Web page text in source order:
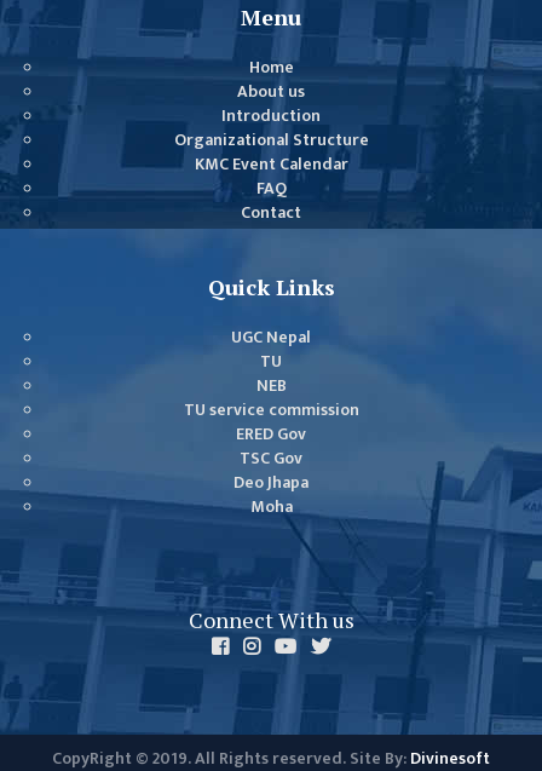
Menu
Home
About us
Introduction
Organizational Structure
KMC Event Calendar
FAQ
Contact
Quick Links
UGC Nepal
TU
NEB
TU service commission
ERED Gov
TSC Gov
Deo Jhapa
Moha
Connect With us
CopyRight © 2019. All Rights reserved. Site By:Divinesoft